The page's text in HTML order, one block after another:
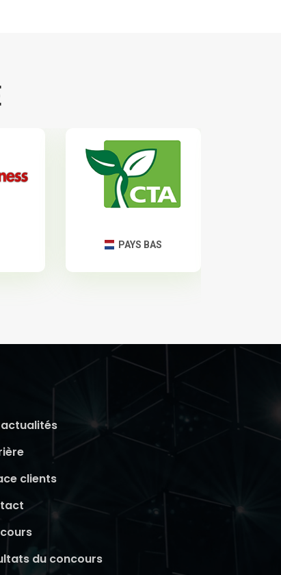
PAYS BAS
actualités
clients
du concours